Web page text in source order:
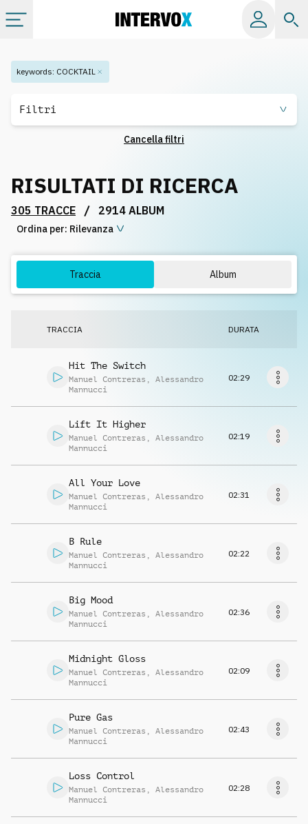
Categorie
Playlist
Licenze
keywords: COCKTAIL
Filtri
Cancella filtri
RISULTATI DI RICERCA
305 TRACCE / 2914 ALBUM
Ordina per: Rilevanza
Traccia Album
TRACCIA DURATA
Hit The Switch
Manuel Contreras , Alessandro
Mannucci
02:29
Lift It Higher
Manuel Contreras , Alessandro
Mannucci
02:19
All Your Love
Manuel Contreras , Alessandro
Mannucci
02:31
B Rule
Manuel Contreras , Alessandro
Mannucci
02:22
Big Mood
Manuel Contreras , Alessandro
Mannucci
02:36
Midnight Gloss
Manuel Contreras , Alessandro
Mannucci
02:09
Pure Gas
Manuel Contreras , Alessandro
Mannucci
02:43
Loss Control
Manuel Contreras , Alessandro
Mannucci
02:28